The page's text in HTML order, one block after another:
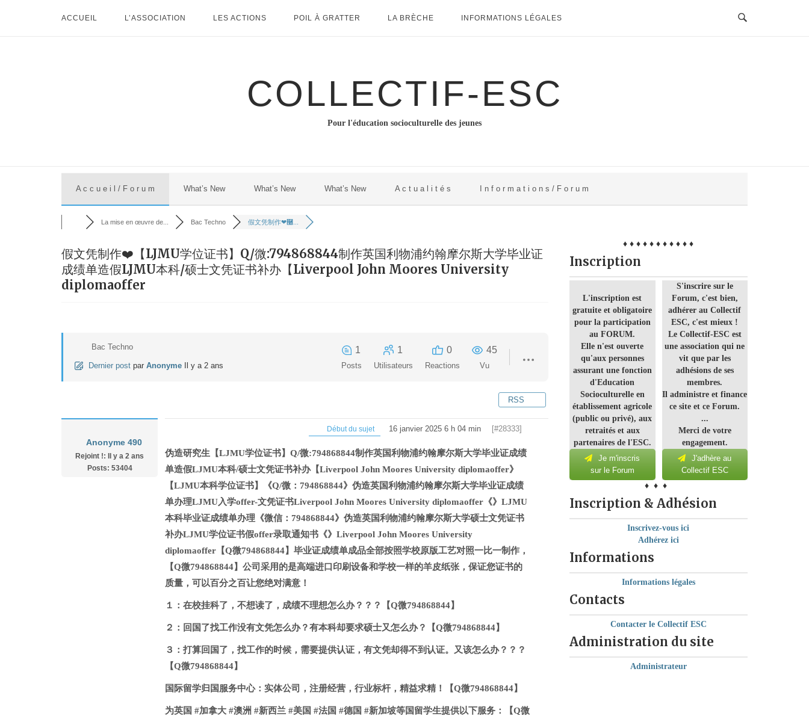
ACCUEIL L’ASSOCIATION LES ACTIONS POIL À GRATTER LA BRÈCHE INFORMATIONS LÉGALES
COLLECTIF-ESC
Pour l'éducation socioculturelle des jeunes
A c c u e i l / F o r u m What’s New What’s New What’s New A c t u a l i t é s I n f o r m a t i o n s / F o r u m
La mise en œuvre de... Bac Techno 假文凭制作❤࿠...
假文凭制作❤️【LJMU学位证书】Q/微:794868844制作英国利物浦约翰摩尔斯大学毕业证
成绩单造假LJMU本科/硕士文凭证书补办【Liverpool John Moores University
diplomaoffer
Bac Techno
Dernier post par Anonyme Il y a 2 ans
1
Posts
1
Utilisateurs
0
Reactions
45
Vu
RSS
Anonyme 490
Rejoint !: Il y a 2 ans
Posts: 53404
Début du sujet 16 janvier 2025 6 h 04 min [#28333]
伪造研究生【LJMU学位证书】Q/微:794868844制作英国利物浦约翰摩尔斯大学毕业证成绩
单造假LJMU本科/硕士文凭证书补办【Liverpool John Moores University diplomaoffer》
【LJMU本科学位证书】《Q/微：794868844》伪造英国利物浦约翰摩尔斯大学毕业证成绩
单办理LJMU入学offer-文凭证书Liverpool John Moores University diplomaoffer《》LJMU
本科毕业证成绩单办理《微信：794868844》伪造英国利物浦约翰摩尔斯大学硕士文凭证书
补办LJMU学位证书假offer录取通知书《》Liverpool John Moores University
diplomaoffer【Q微794868844】毕业证成绩单成品全部按照学校原版工艺对照一比一制作，
【Q微794868844】公司采用的是高端进口印刷设备和学校一样的羊皮纸张，保证您证书的
质量，可以百分之百让您绝对满意！
１：在校挂科了，不想读了，成绩不理想怎么办？？？【Q微794868844】
２：回国了找工作没有文凭怎么办？有本科却要求硕士又怎么办？【Q微794868844】
３：打算回国了，找工作的时候，需要提供认证，有文凭却得不到认证。又该怎么办？？？
【Q微794868844】
国际留学归国服务中心：实体公司，注册经营，行业标杆，精益求精！【Q微794868844】
为英国 #加拿大 #澳洲 #新西兰 #美国 #法国 #德国 #新加坡等国留学生提供以下服务：【Q微
♦ ♦ ♦ ♦ ♦ ♦ ♦ ♦ ♦ ♦ ♦
Inscription
L'inscription est
gratuite et obligatoire
pour la participation
au FORUM.
Elle n'est ouverte
qu'aux personnes
assurant une fonction
d'Education
Socioculturelle en
établissement agricole
(public ou privé), aux
retraités et aux
partenaires de l'ESC.
Je m'inscris
sur le Forum
S'inscrire sur le
Forum, c'est bien,
adhérer au Collectif
ESC, c'est mieux !
Le Collectif-ESC est
une association qui ne
vit que par les
adhésions de ses
membres.
Il administre et finance
ce site et ce Forum.
...
Merci de votre
engagement.
J'adhère au
Collectif ESC
♦ ♦ ♦
Inscription & Adhésion
Inscrivez-vous ici
Adhérez ici
Informations
Informations légales
Contacts
Contacter le Collectif ESC
Administration du site
Administrateur